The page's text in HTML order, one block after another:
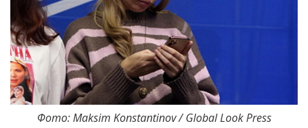
Фото: Maksim Konstantinov / Global Look Press